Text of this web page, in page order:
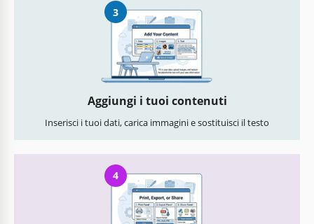
3
Aggiungi i tuoi contenuti
Inserisci i tuoi dati, carica immagini e sostituisci il testo
4